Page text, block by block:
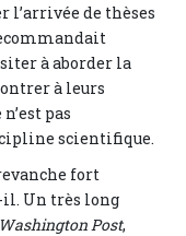
l’arrivée de thèses
à aborder la
à leurs
pas
scientifique.
fort
il. Un très long
Washington Post,